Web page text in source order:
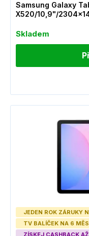
Samsung Galaxy
X520/10,9"/
Skladem
JEDEN ROK ZÁRUKY
TV BALÍČEK NA 6
ZÍSKEJ CASHBACK